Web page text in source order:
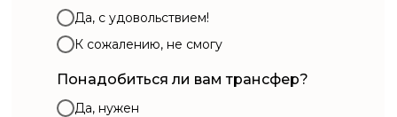
Да, с удовольствием!
К сожалению, не смогу
Понадобиться ли вам трансфер?
Да, нужен